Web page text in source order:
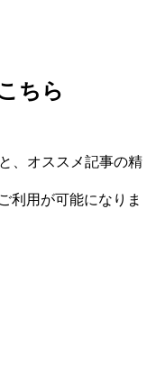
ちら
、オススメ記事の精
利用が可能になりま